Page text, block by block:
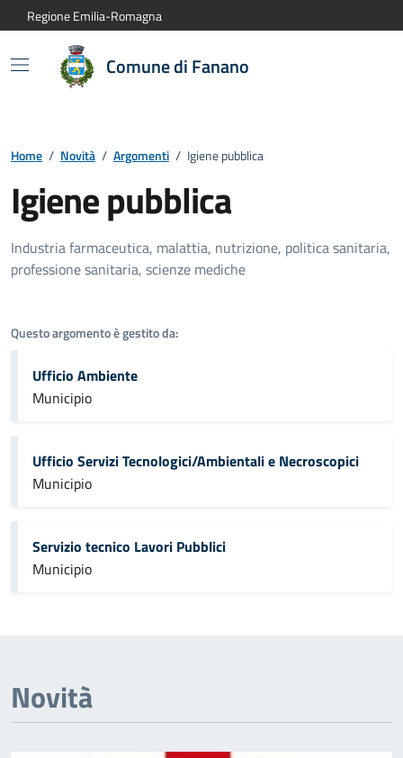
Vai al contenuto principale
Vai alla navigazione del sito
Vai al piede di pagina
Regione Emilia-Romagna
Comune di Fanano
Home / Novità / Argomenti / Igiene pubblica
Igiene pubblica
Industria farmaceutica, malattia, nutrizione, politica sanitaria,
professione sanitaria, scienze mediche
Questo argomento è gestito da:
Ufficio Ambiente
Municipio
Ufficio Servizi Tecnologici/Ambientali e Necroscopici
Municipio
Servizio tecnico Lavori Pubblici
Municipio
Novità